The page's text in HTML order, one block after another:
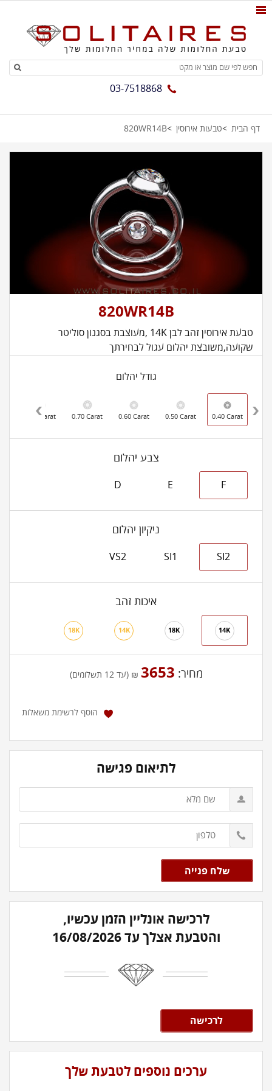
03-7518868
דף הבית טבעות אירוסין 820WR14B
820WR14B
טבעת אירוסין זהב לבן 14K ,מעוצבת בסגנון סוליטר
שקועה,משובצת יהלום עגול לבחירתך
גודל יהלום
0.80 Carat 0.70 Carat 0.60 Carat 0.50 Carat 0.40 Carat
צבע יהלום
F
E
D
ניקיון יהלום
SI2
SI1
VS2
איכות זהב
14K
18K
14K
18K
מחיר: 3653 ₪ (עד 12 תשלומים)
הוסף לרשימת משאלות
לתיאום פגישה
לרכישה אונליין הזמן עכשיו,
והטבעת אצלך עד 16/08/2026
לרכישה
ערכים נוספים לטבעת שלך